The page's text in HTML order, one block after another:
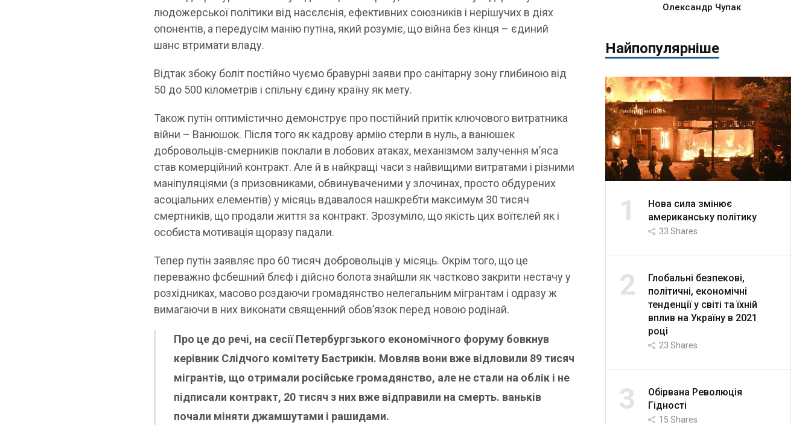
людожерської політики від насєлєнія, ефективних союзників і нерішучих в діях
опонентів, а передусім манію путіна, який розуміє, що війна без кінця – єдиний
шанс втримати владу.
Відтак збоку боліт постійно чуємо бравурні заяви про санітарну зону глибиною від
50 до 500 кілометрів і спільну єдину країну як мету.
Також путін оптимістично демонструє про постійний притік ключового витратника
війни – Ванюшок. Після того як кадрову армію стерли в нуль, а ванюшек
добровольців-смерників поклали в лобових атаках, механізмом залучення мʼяса
став комерційний контракт. Але й в найкращі часи з найвищими витратами і різними
маніпуляціями (з призовниками, обвинуваченими у злочинах, просто обдурених
асоціальних елементів) у місяць вдавалося нашкребти максимум 30 тисяч
смертників, що продали життя за контракт. Зрозуміло, що якість цих воїтєлей як і
особиста мотивація щоразу падали.
Тепер путін заявляє про 60 тисяч добровольців у місяць. Окрім того, що це
переважно фсбешний блєф і дійсно болота знайшли як частково закрити нестачу у
розхідниках, масово роздаючи громадянство нелегальним мігрантам і одразу ж
вимагаючи в них виконати священний обовʼязок перед новою родінай.
Про це до речі, на сесії Петербургзького економічного форуму бовкнув
керівник Слідчого комітету Бастрикін. Мовляв вони вже відловили 89 тисяч
мігрантів, що отримали російське громадянство, але не стали на облік і не
підписали контракт, 20 тисяч з них вже відправили на смерть. ваньків
почали міняти джамшутами і рашидами.
Олександр Чупак
Найпопулярніше
1
Нова сила змінює
американську політику
33 Shares
2
Глобальні безпекові,
політичні, економічні
тенденції у світі та їхній
вплив на Україну в 2021
році
23 Shares
3
Обірвана Революція
Гідності
15 Shares